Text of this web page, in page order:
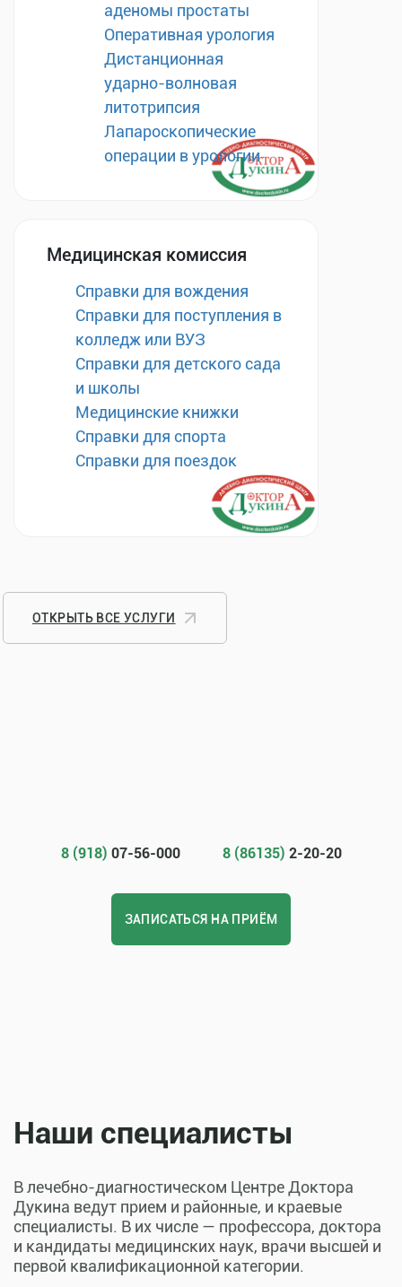
аденомы простаты
Оперативная урология
Дистанционная
ударно-волновая
литотрипсия
Лапароскопические
операции в урологии
Медицинская комиссия
Справки для вождения
Справки для поступления в
колледж или ВУЗ
Справки для детского сада
и школы
Медицинские книжки
Справки для спорта
Справки для поездок
ОТКРЫТЬ ВСЕ УСЛУГИ
8 (918) 07-56-000 8 (86135) 2-20-20
ЗАПИСАТЬСЯ НА ПРИЁМ
Наши специалисты
В лечебно-диагностическом Центре Доктора
Дукина ведут прием и районные, и краевые
специалисты. В их числе — профессора, доктора
и кандидаты медицинских наук, врачи высшей и
первой квалификационной категории.